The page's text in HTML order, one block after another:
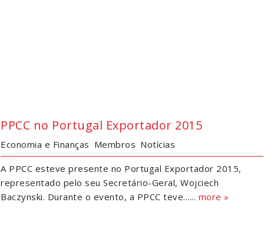
PPCC no Portugal Exportador 2015
Economia e Finanças Membros Notícias
A PPCC esteve presente no Portugal Exportador 2015,
representado pelo seu Secretário-Geral, Wojciech
Baczynski. Durante o evento, a PPCC teve...... more »